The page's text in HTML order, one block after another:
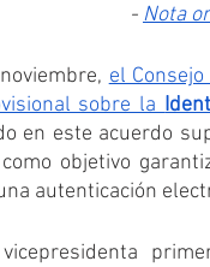
- Nota
el
sobre la
en este acuerdo
objetivo
autenticación
vicepresidenta